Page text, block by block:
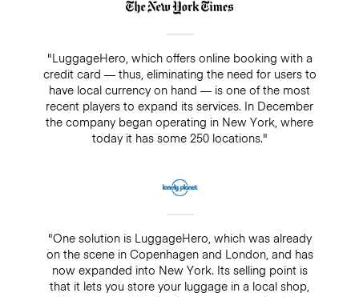
"LuggageHero, which offers online booking with a
credit card — thus, eliminating the need for users to
have local currency on hand — is one of the most
recent players to expand its services. In December
the company began operating in New York, where
today it has some 250 locations."
"One solution is LuggageHero, which was already
on the scene in Copenhagen and London, and has
now expanded into New York. Its selling point is
that it lets you store your luggage in a local shop,